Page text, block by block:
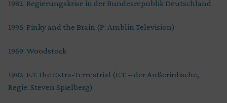
1982: Regierungskrise in der Bundesrepublik Deutschland
1995: Pinky and the Brain (P: Amblin Television)
1969: Woodstock
1982: E.T. the Extra-Terrestrial (E.T. – der Außerirdische,
Regie: Steven Spielberg)